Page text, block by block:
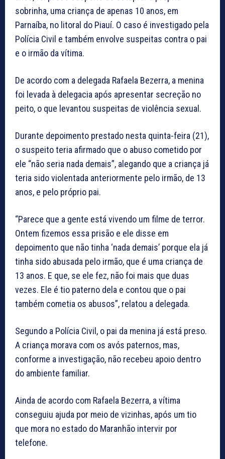
sobrinha, uma criança de apenas 10 anos, em
Parnaíba, no litoral do Piauí. O caso é investigado pela
Polícia Civil e também envolve suspeitas contra o pai
e o irmão da vítima.
De acordo com a delegada Rafaela Bezerra, a menina
foi levada à delegacia após apresentar secreção no
peito, o que levantou suspeitas de violência sexual.
Durante depoimento prestado nesta quinta-feira (21),
o suspeito teria afirmado que o abuso cometido por
ele “não seria nada demais”, alegando que a criança já
teria sido violentada anteriormente pelo irmão, de 13
anos, e pelo próprio pai.
“Parece que a gente está vivendo um filme de terror.
Ontem fizemos essa prisão e ele disse em
depoimento que não tinha ‘nada demais’ porque ela já
tinha sido abusada pelo irmão, que é uma criança de
13 anos. E que, se ele fez, não foi mais que duas
vezes. Ele é tio paterno dela e contou que o pai
também cometia os abusos”, relatou a delegada.
Segundo a Polícia Civil, o pai da menina já está preso.
A criança morava com os avós paternos, mas,
conforme a investigação, não recebeu apoio dentro
do ambiente familiar.
Ainda de acordo com Rafaela Bezerra, a vítima
conseguiu ajuda por meio de vizinhas, após um tio
que mora no estado do Maranhão intervir por
telefone.